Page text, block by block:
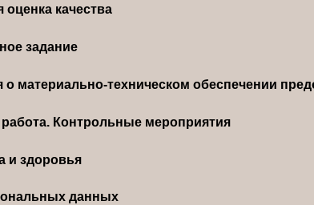
оценка качества
задание
материально-техническом обеспечении
Контрольные мероприятия
и здоровья
данных